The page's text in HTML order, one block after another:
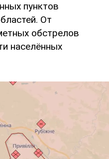
пунктов
От
обстрелов
населённых